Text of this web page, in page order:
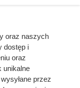
kolesia z
z Polski
elitę. Jej
o zawrót głowy
oraz naszych
dostęp i
oraz
unikalne
przez